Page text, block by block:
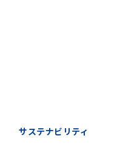
サステナビリティ